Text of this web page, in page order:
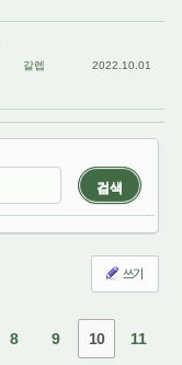
갈렙 2022.10.01
검색
쓰기
8 9 10 11